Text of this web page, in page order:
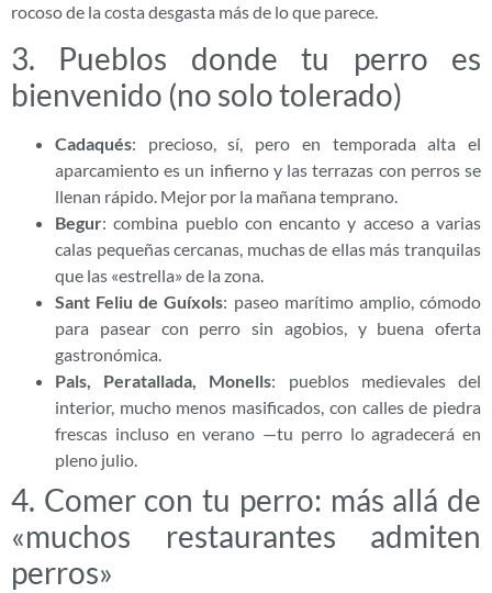
rocoso de la costa desgasta más de lo que parece.
3. Pueblos donde tu perro es
bienvenido (no solo tolerado)
Cadaqués: precioso, sí, pero en temporada alta el
aparcamiento es un infierno y las terrazas con perros se
llenan rápido. Mejor por la mañana temprano.
Begur: combina pueblo con encanto y acceso a varias
calas pequeñas cercanas, muchas de ellas más tranquilas
que las «estrella» de la zona.
Sant Feliu de Guíxols: paseo marítimo amplio, cómodo
para pasear con perro sin agobios, y buena oferta
gastronómica.
Pals, Peratallada, Monells: pueblos medievales del
interior, mucho menos masificados, con calles de piedra
frescas incluso en verano —tu perro lo agradecerá en
pleno julio.
4. Comer con tu perro: más allá de
«muchos restaurantes admiten
perros»